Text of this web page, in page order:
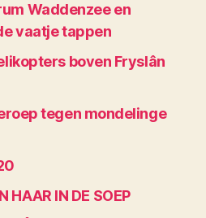
Waddenzee en
vaatje tappen
boven Fryslân
tegen mondelinge
IN DE SOEP